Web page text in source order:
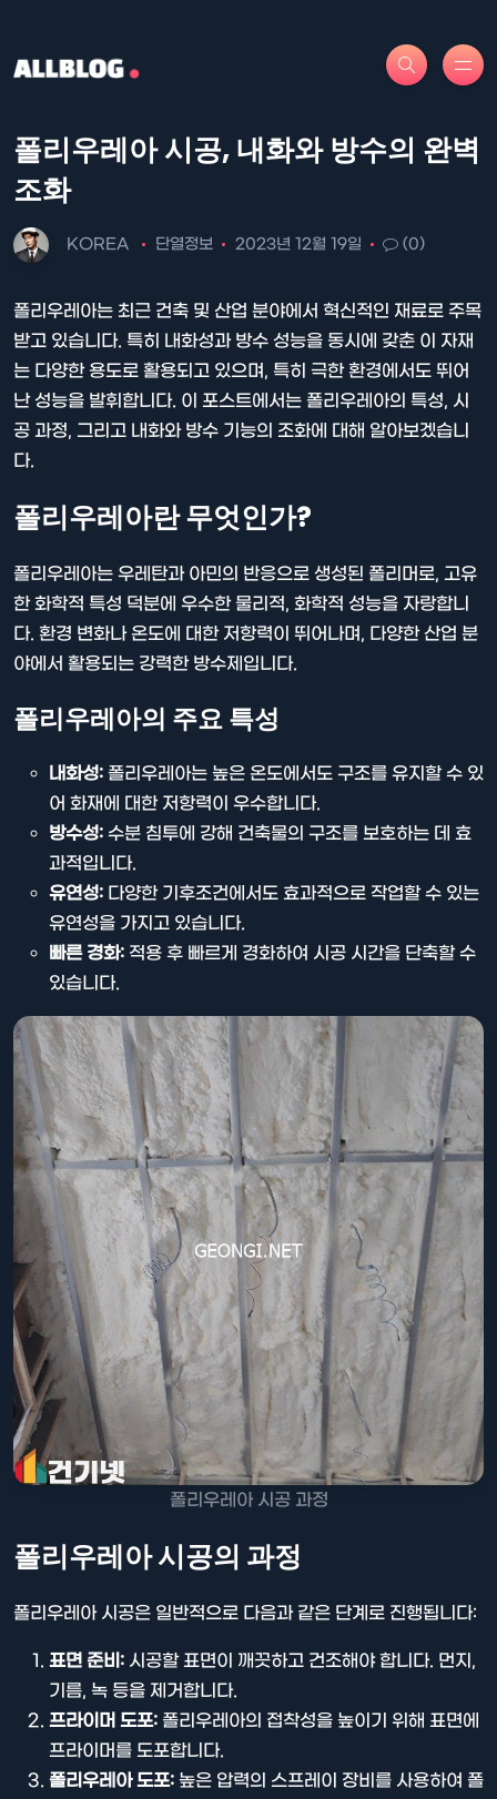
폴리우레아 시공, 내화와 방수의 완벽
조화
KOREA 단열정보 2023년 12월 19일 (0)
폴리우레아는 최근 건축 및 산업 분야에서 혁신적인 재료로 주목
받고 있습니다. 특히 내화성과 방수 성능을 동시에 갖춘 이 자재
는 다양한 용도로 활용되고 있으며, 특히 극한 환경에서도 뛰어
난 성능을 발휘합니다. 이 포스트에서는 폴리우레아의 특성, 시
공 과정, 그리고 내화와 방수 기능의 조화에 대해 알아보겠습니
다.
폴리우레아란 무엇인가?
폴리우레아는 우레탄과 아민의 반응으로 생성된 폴리머로, 고유
한 화학적 특성 덕분에 우수한 물리적, 화학적 성능을 자랑합니
다. 환경 변화나 온도에 대한 저항력이 뛰어나며, 다양한 산업 분
야에서 활용되는 강력한 방수제입니다.
폴리우레아의 주요 특성
내화성: 폴리우레아는 높은 온도에서도 구조를 유지할 수 있
어 화재에 대한 저항력이 우수합니다.
방수성: 수분 침투에 강해 건축물의 구조를 보호하는 데 효
과적입니다.
유연성: 다양한 기후조건에서도 효과적으로 작업할 수 있는
유연성을 가지고 있습니다.
빠른 경화: 적용 후 빠르게 경화하여 시공 시간을 단축할 수
있습니다.
폴리우레아 시공 과정
폴리우레아 시공의 과정
폴리우레아 시공은 일반적으로 다음과 같은 단계로 진행됩니다:
표면 준비: 시공할 표면이 깨끗하고 건조해야 합니다. 먼지,
기름, 녹 등을 제거합니다.
프라이머 도포: 폴리우레아의 접착성을 높이기 위해 표면에
프라이머를 도포합니다.
폴리우레아 도포: 높은 압력의 스프레이 장비를 사용하여 폴